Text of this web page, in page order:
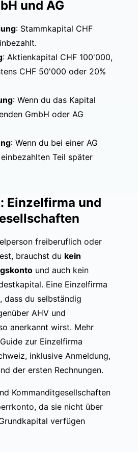
und AG
: Stammkapital CHF
: Aktienkapital CHF 100'000,
CHF 50'000 oder 20%
: Wenn du das Kapital
GmbH oder AG
: Wenn du bei einer AG
Teil später
Einzelfirma und
freiberuflich oder
brauchst du kein
und auch kein
Eine Einzelfirma
dass du selbständig
AHV und
anerkannt wirst. Mehr
zur Einzelfirma
, inklusive Anmeldung,
der ersten Rechnungen.
Kommanditgesellschaften
da sie nicht über
verfügen